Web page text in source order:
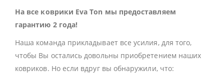
На все коврики Eva Ton мы предоставляем
гарантию 2 года!
Наша команда прикладывает все усилия, для того,
чтобы Вы остались довольны приобретением наших
ковриков. Но если вдруг вы обнаружили, что: